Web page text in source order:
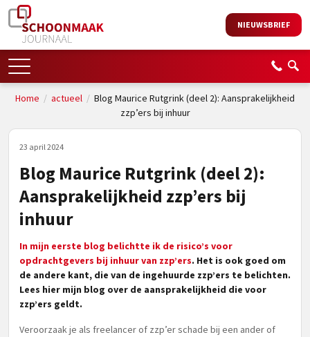
NIEUWSBRIEF
Home / actueel / Blog Maurice Rutgrink (deel 2): Aansprakelijkheid
zzp’ers bij inhuur
23 april 2024
Blog Maurice Rutgrink (deel 2):
Aansprakelijkheid zzp’ers bij
inhuur
In mijn eerste blog belichtte ik de risico’s voor
opdrachtgevers bij inhuur van zzp’ers. Het is ook goed om
de andere kant, die van de ingehuurde zzp’ers te belichten.
Lees hier mijn blog over de aansprakelijkheid die voor
zzp’ers geldt.
Veroorzaak je als freelancer of zzp’er schade bij een ander of